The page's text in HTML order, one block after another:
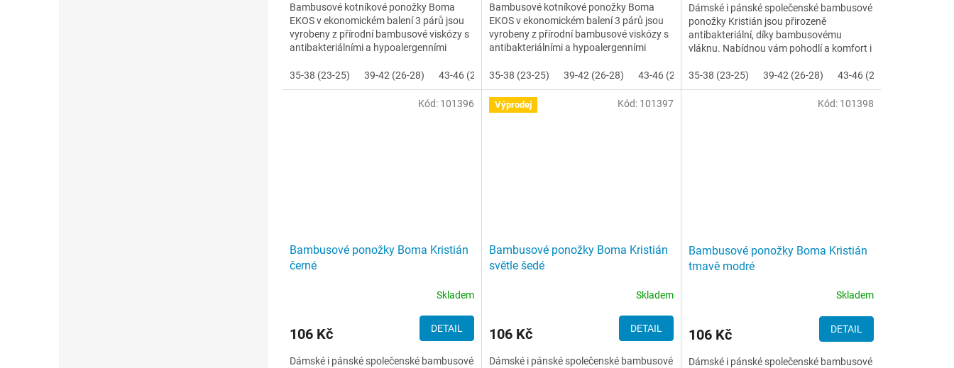
Bambusové kotníkové ponožky Boma
EKOS v ekonomickém balení 3 párů jsou
vyrobeny z přírodní bambusové viskózy s
antibakteriálními a hypoalergenními
35-38 (23-25)
39-42 (26-28) 43-46 (29-31)
Bambusové kotníkové ponožky Boma
EKOS v ekonomickém balení 3 párů jsou
vyrobeny z přírodní bambusové viskózy s
antibakteriálními a hypoalergenními
35-38 (23-25)
39-42 (26-28) 43-46 (29-31)
Dámské i pánské společenské bambusové
ponožky Kristián jsou přirozeně
antibakteriální, díky bambusovému
vláknu. Nabídnou vám pohodlí a komfort i
35-38 (23-25)
39-42 (26-28) 43-46 (29-31)
Bambusové ponožky Boma Kristián
černé
Skladem
106 Kč DETAIL
Dámské i pánské společenské bambusové
Kód: 101396 Výprodej
Bambusové ponožky Boma Kristián
světle šedé
Skladem
106 Kč DETAIL
Dámské i pánské společenské bambusové
Kód: 101397
Bambusové ponožky Boma Kristián
tmavě modré
Skladem
106 Kč DETAIL
Dámské i pánské společenské bambusové
Kód: 101398